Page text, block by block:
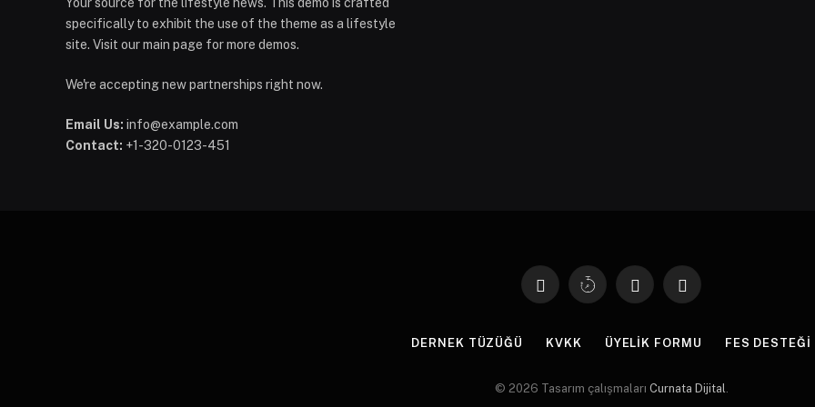
specifically to exhibit the use of the theme as a lifestyle
site. Visit our main page for more demos.
We're accepting new partnerships right now.
Email Us: info@example.com
Contact: +1-320-0123-451
Facebook
X
InstagramYouTube
DERNEK TÜZÜĞÜ KVKK ÜYELİK FORMU FES DESTEĞİ
© 2026 Tasarım çalışmaları Curnata Dijital